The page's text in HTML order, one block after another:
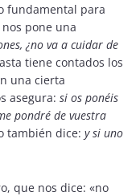
fundamental para
pone una
¿no va a cuidar de
tiene contados los
una cierta
asegura: si os ponéis
pondré de vuestra
también dice: y si uno
que nos dice: «no